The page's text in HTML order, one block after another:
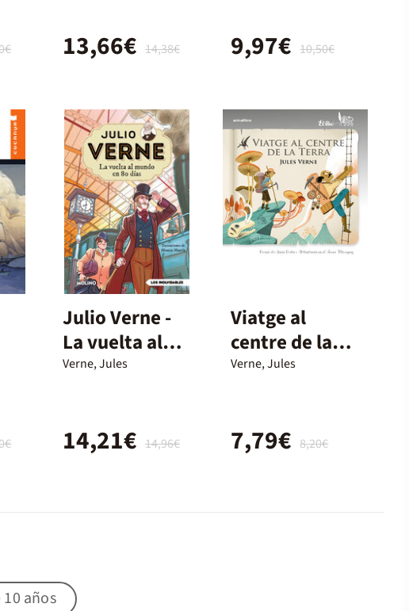
14,38€
13,66€ 10,50€
9,97€
Julio Verne -
La vuelta al
mundo en 80
ilustrada y
Verne, Jules
14,96€
14,21€
Viatge al
centre de la
Terra
Verne, Jules
8,20€
7,79€
años